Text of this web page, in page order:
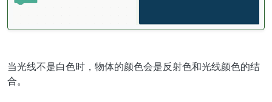
当光线不是白色时，物体的颜色会是反射色和光线颜色的结
合。